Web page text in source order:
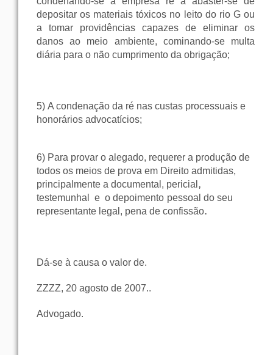
depositar os materiais tóxicos no leito do rio G ou
a tomar providências capazes de eliminar os
danos ao meio ambiente, cominando-se multa
diária para o não cumprimento da obrigação;
5) A condenação da ré nas custas processuais e
honorários advocatícios;
6) Para provar o alegado, requerer a produção de
todos os meios de prova em Direito admitidas,
principalmente a documental, pericial ,
testemunhal e o depoimento pessoal do seu
representante legal, pena de confissão.
Dá-se à causa o valor de.
ZZZZ, 20 agosto de 2007..
Advogado.